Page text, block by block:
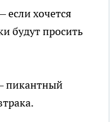
хочется
будут просить
пикантный